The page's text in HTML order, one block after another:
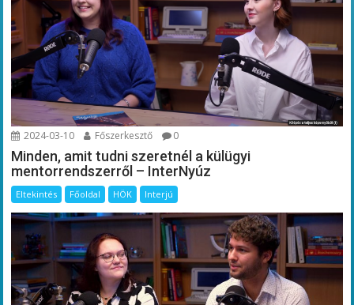
2024-03-10 Főszerkesztő 0
Minden, amit tudni szeretnél a külügyi
mentorrendszerről – InterNyúz
Eltekintés Főoldal HÖK Interjú